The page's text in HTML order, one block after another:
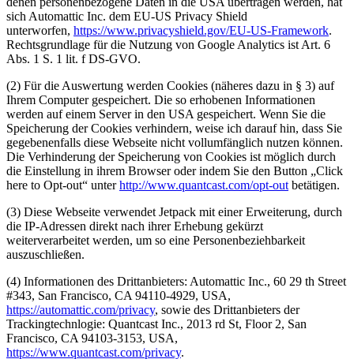
sich Automattic Inc. dem EU-US Privacy Shield
unterworfen, https://www.privacyshield.gov/EU-US-Framework.
Rechtsgrundlage für die Nutzung von Google Analytics ist Art. 6
Abs. 1 S. 1 lit. f DS-GVO.
(2) Für die Auswertung werden Cookies (näheres dazu in § 3) auf
Ihrem Computer gespeichert. Die so erhobenen Informationen
werden auf einem Server in den USA gespeichert. Wenn Sie die
Speicherung der Cookies verhindern, weise ich darauf hin, dass Sie
gegebenenfalls diese Webseite nicht vollumfänglich nutzen können.
Die Verhinderung der Speicherung von Cookies ist möglich durch
die Einstellung in ihrem Browser oder indem Sie den Button „Click
here to Opt-out“ unterhttp://www.quantcast.com/opt-out betätigen.
(3) Diese Webseite verwendet Jetpack mit einer Erweiterung, durch
die IP-Adressen direkt nach ihrer Erhebung gekürzt
weiterverarbeitet werden, um so eine Personenbeziehbarkeit
auszuschließen.
(4) Informationen des Drittanbieters: Automattic Inc., 60 29 th Street
#343, San Francisco, CA 94110-4929, USA,
https://automattic.com/privacy, sowie des Drittanbieters der
Trackingtechnlogie: Quantcast Inc., 2013 rd St, Floor 2, San
Francisco, CA 94103-3153, USA,
https://www.quantcast.com/privacy.